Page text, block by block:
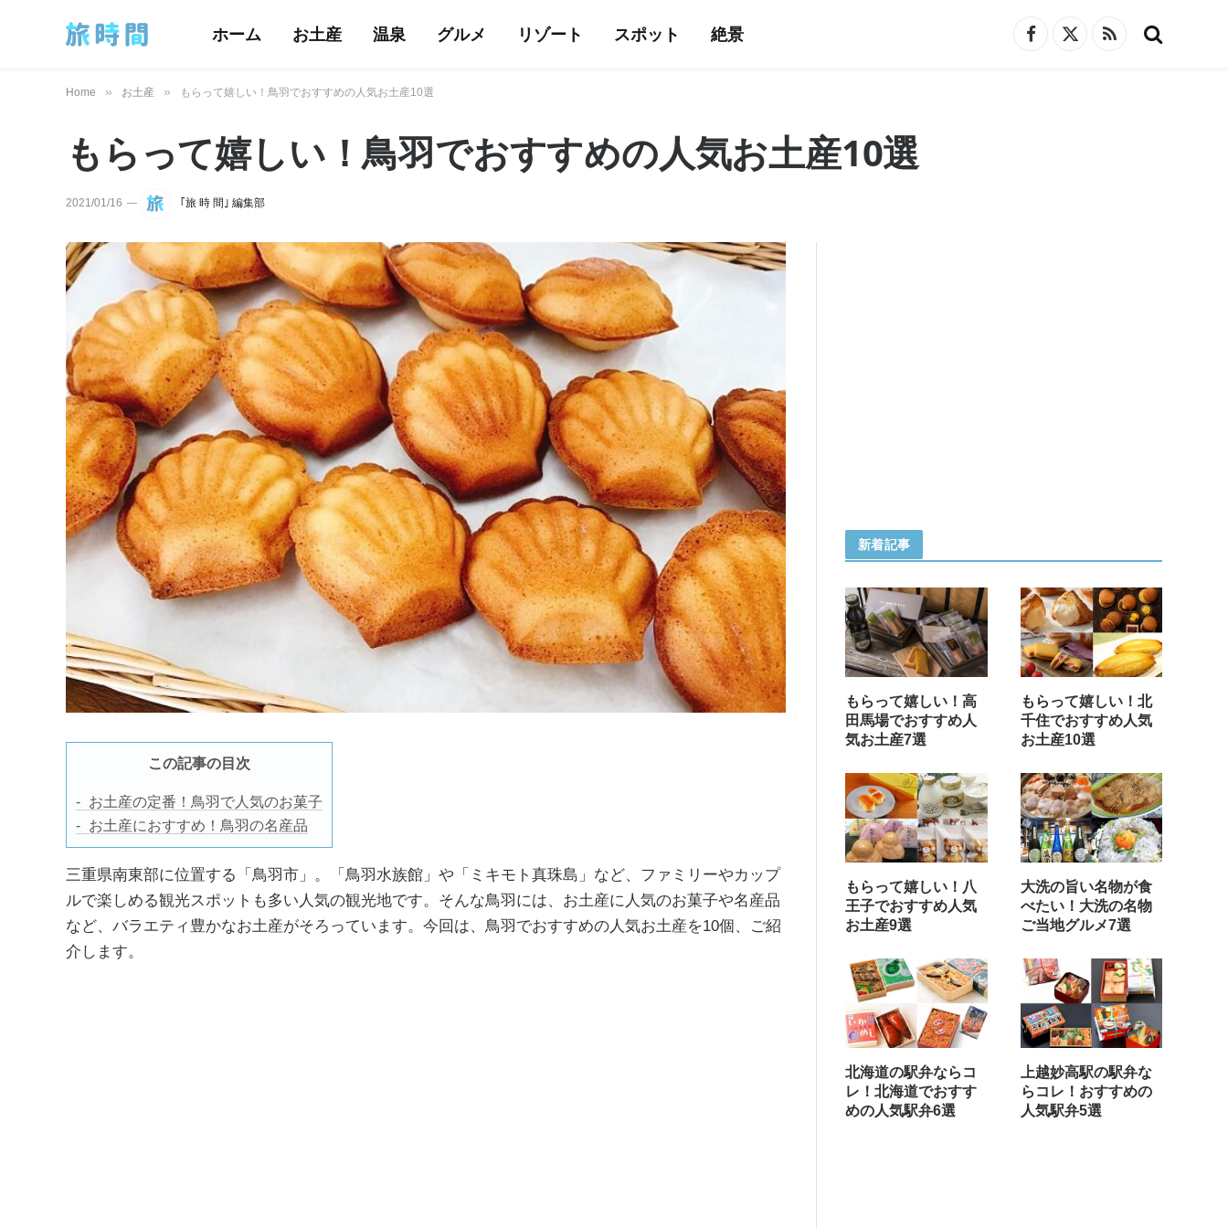
ホーム お土産 温泉 グルメ リゾート スポット 絶景 Facebook
X
RSS
Home » お土産 » もらって嬉しい！鳥羽でおすすめの人気お土産10選
もらって嬉しい！鳥羽でおすすめの人気お土産10選
2021/01/16 ｢旅 時 間｣ 編集部
この記事の目次
お土産の定番！鳥羽で人気のお菓子
お土産におすすめ！鳥羽の名産品
三重県南東部に位置する「鳥羽市」。「鳥羽水族館」や「ミキモト真珠島」など、ファミリーやカップ
ルで楽しめる観光スポットも多い人気の観光地です。そんな鳥羽には、お土産に人気のお菓子や名産品
など、バラエティ豊かなお土産がそろっています。今回は、鳥羽でおすすめの人気お土産を10個、ご紹
介します。
新着記事
もらって嬉しい！高
田馬場でおすすめ人
気お土産7選
もらって嬉しい！北
千住でおすすめ人気
お土産10選
もらって嬉しい！八
王子でおすすめ人気
お土産9選
大洗の旨い名物が食
べたい！大洗の名物
ご当地グルメ7選
北海道の駅弁ならコ
レ！北海道でおすす
めの人気駅弁6選
上越妙高駅の駅弁な
らコレ！おすすめの
人気駅弁5選